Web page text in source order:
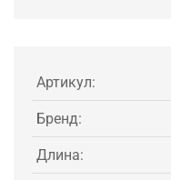
Артикул:
Бренд:
Длина: